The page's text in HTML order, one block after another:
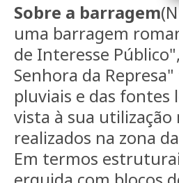
Sobre a barragem
uma barragem
de Interesse
Senhora da
pluviais e das fontes
vista à sua
realizados na zona
Em termos